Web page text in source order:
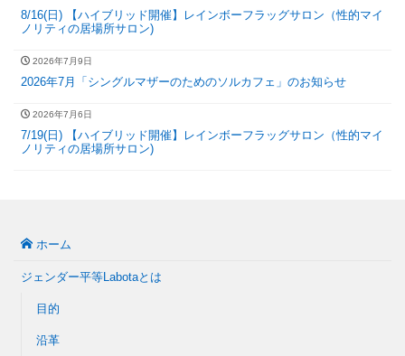
8/16(日) 【ハイブリッド開催】レインボーフラッグサロン（性的マイ
ノリティの居場所サロン)
2026年7月9日
2026年7月「シングルマザーのためのソルカフェ」のお知らせ
2026年7月6日
7/19(日) 【ハイブリッド開催】レインボーフラッグサロン（性的マイ
ノリティの居場所サロン)
ホーム
ジェンダー平等Labotaとは
目的
沿革